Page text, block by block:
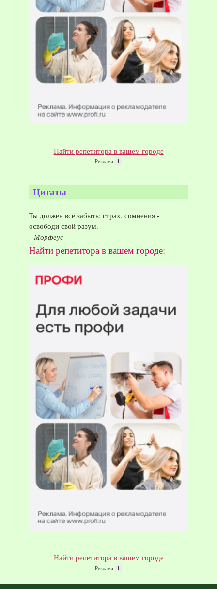
Найти репетитора в вашем городе
Реклама i
Цитаты
Ты должен всё забыть: страх, сомнения -
освободи свой разум.
--Морфеус
Найти репетитора в вашем городе:
Найти репетитора в вашем городе
Реклама i